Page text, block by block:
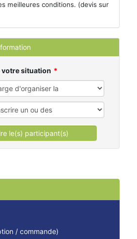
meilleures conditions. (devis sur
votre situation
le(s) participant(s)
/ commande)